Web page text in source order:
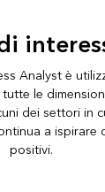
Analyst è
le
dei settori in
a ispirare
positivi.